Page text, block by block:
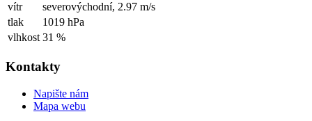
vítr
severovýchodní, 2.97 m/s
tlak
1019 hPa
vlhkost 31 %
Kontakty
Napište nám
Mapa webu